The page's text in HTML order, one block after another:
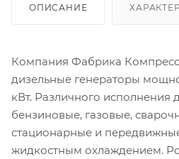
ОПИСАНИЕ
Компания Фабрика
дизельные генераторы
кВт. Различного исполнения
бензиновые, газовые,
стационарные и
жидкостным охлаждением.